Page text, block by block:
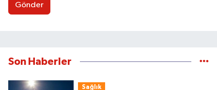
Gönder
Son Haberler
Sağlık